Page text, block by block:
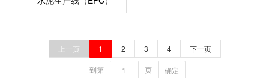
上一页 1 2 3 4 下一页
到第 页 确定